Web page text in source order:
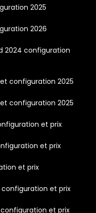
2025
2026
2024 configuration
configuration 2025
configuration 2025
et prix
et prix
et prix
et prix
et prix